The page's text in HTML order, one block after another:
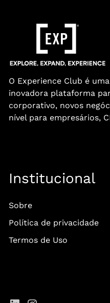
O Experience Club é
inovadora plataforma
corporativo, novos
nível para empresários,
Institucional
Sobre
Política de privacidade
Termos de Uso